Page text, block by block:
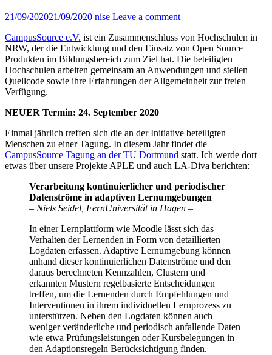
21/09/202021/09/2020 nise Leave a comment
CampusSource e.V. ist ein Zusammenschluss von Hochschulen in
NRW, der die Entwicklung und den Einsatz von Open Source
Produkten im Bildungsbereich zum Ziel hat. Die beteiligten
Hochschulen arbeiten gemeinsam an Anwendungen und stellen
Quellcode sowie ihre Erfahrungen der Allgemeinheit zur freien
Verfügung.
NEUER Termin: 24. September 2020
Einmal jährlich treffen sich die an der Initiative beteiligten
Menschen zu einer Tagung. In diesem Jahr findet die
CampusSource Tagung an der TU Dortmund statt. Ich werde dort
etwas über unsere Projekte APLE und auch LA-Diva berichten:
Verarbeitung kontinuierlicher und periodischer
Datenströme in adaptiven Lernumgebungen
– Niels Seidel, FernUniversität in Hagen –
In einer Lernplattform wie Moodle lässt sich das
Verhalten der Lernenden in Form von detaillierten
Logdaten erfassen. Adaptive Lernumgebung können
anhand dieser kontinuierlichen Datenströme und den
daraus berechneten Kennzahlen, Clustern und
erkannten Mustern regelbasierte Entscheidungen
treffen, um die Lernenden durch Empfehlungen und
Interventionen in ihrem individuellen Lernprozess zu
unterstützen. Neben den Logdaten können auch
weniger veränderliche und periodisch anfallende Daten
wie etwa Prüfungsleistungen oder Kursbelegungen in
den Adaptionsregeln Berücksichtigung finden.